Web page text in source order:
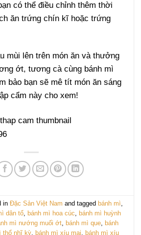
có thể điều chỉnh thêm thời
ăn trứng chín kĩ hoặc trứng
mùi lên trên món ăn và thưởng
ớt, tương cà cùng bánh mì
bảo bạn sẽ mê tít món ăn sáng
cẩm này cho xem!
inĐặc Sản Việt Nam and tagged bánh mì,
dân tổ, bánh mì hoa cúc, bánh mì huỳnh
mì nướng muối ớt, bánh mì que, bánh
thổ nhĩ kỳ, bánh mì xíu mại, bánh mì xíu